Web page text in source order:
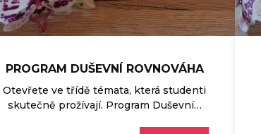
PROGRAM DUŠEVNÍ ROVNOVÁHA
Otevřete ve třídě témata, která studenti
skutečně prožívají. Program Duševní…